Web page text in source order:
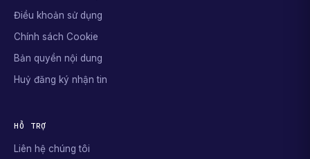
Điều khoản sử dụng
Chính sách Cookie
Bản quyền nội dung
Huỷ đăng ký nhận tin
HỖ TRỢ
Liên hệ chúng tôi